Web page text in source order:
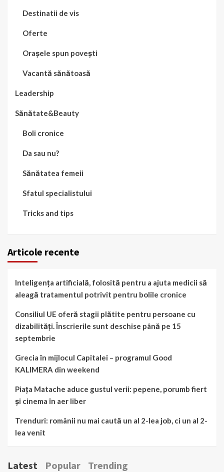
Destinatii de vis
Oferte
Orașele spun povești
Vacantă sănătoasă
Leadership
Sănătate&Beauty
Boli cronice
Da sau nu?
Sănătatea femeii
Sfatul specialistului
Tricks and tips
Articole recente
Inteligența artificială, folosită pentru a ajuta medicii să
aleagă tratamentul potrivit pentru bolile cronice
Consiliul UE oferă stagii plătite pentru persoane cu
dizabilități. Înscrierile sunt deschise până pe 15
septembrie
Grecia în mijlocul Capitalei – programul Good
KALIMERA din weekend
Piața Matache aduce gustul verii: pepene, porumb fiert
și cinema în aer liber
Trenduri: românii nu mai caută un al 2-lea job, ci un al 2-
lea venit
Latest Popular Trending